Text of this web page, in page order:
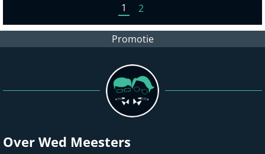
1 2
Promotie
Over Wed Meesters